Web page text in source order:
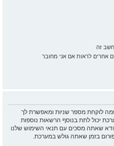
זה
לראות אם אני מחובר
לוקחת מספר שניות ומאפשרת לך
יכול לתת בנוסף הרשאות נוספות
שאתה מסכים עם תנאי השימוש שלנו
בזמן שאתה גולש במערכת.